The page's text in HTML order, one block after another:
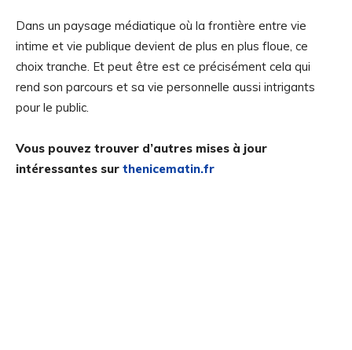
Dans un paysage médiatique où la frontière entre vie
intime et vie publique devient de plus en plus floue, ce
choix tranche. Et peut être est ce précisément cela qui
rend son parcours et sa vie personnelle aussi intrigants
pour le public.
Vous pouvez trouver d’autres mises à jour
intéressantes sur thenicematin.fr